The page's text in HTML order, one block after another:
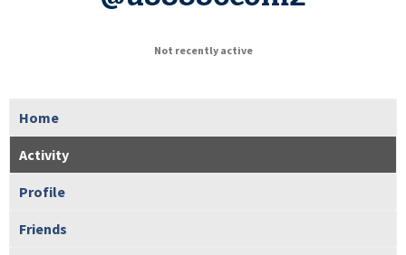
Not recently active
Home
Activity
Profile
Friends